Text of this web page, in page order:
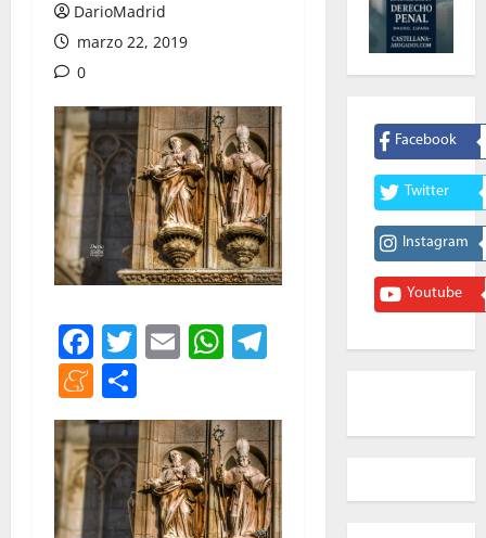
DarioMadrid
marzo 22, 2019
0
Facebook
Twitter
EmailWhatsApp
Telegram
Meneame
Facebook
Twitter
Instagram
Youtube